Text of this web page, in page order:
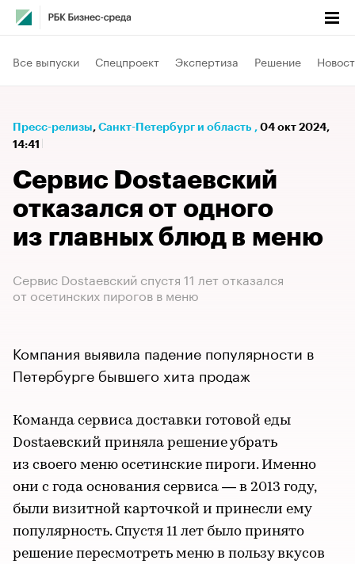
Все выпуски Спецпроект Экспертиза Решение
Пресс-релизы⁠, Санкт-Петербург и область , 04 окт 2024,
14:41
Сервис Dostaевский
отказался от одного
из главных блюд в меню
Сервис Dostaевский спустя 11 лет отказался
от осетинских пирогов в меню
Компания выявила падение популярности в
Петербурге бывшего хита продаж
Команда сервиса доставки готовой еды
Dostaевский приняла решение убрать
из своего меню осетинские пироги. Именно
они с года основания сервиса — в 2013 году,
были визитной карточкой и принесли ему
популярность. Спустя 11 лет было принято
решение пересмотреть меню в пользу вкусов